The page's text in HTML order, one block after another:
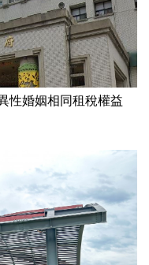
性婚姻相同租稅權益